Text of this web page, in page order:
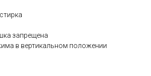
запрещена
в вертикальном положении